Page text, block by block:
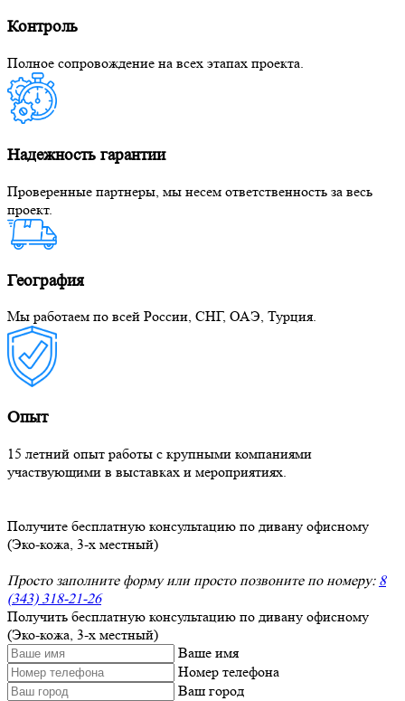
Контроль
Полное сопровождение на всех этапах проекта.
Надежность гарантии
Проверенные партнеры, мы несем ответственность за весь
проект.
География
Мы работаем по всей России, СНГ, ОАЭ, Турция.
Опыт
15 летний опыт работы с крупными компаниями
участвующими в выставках и мероприятиях.
Получите бесплатную консультацию по дивану офисному
(Эко-кожа, 3-х местный)
Просто заполните форму или просто позвоните по номеру: 8
(343) 318-21-26
Получить бесплатную консультацию по дивану офисному
(Эко-кожа, 3-х местный)
Ваше имя
Номер телефона
Ваш город